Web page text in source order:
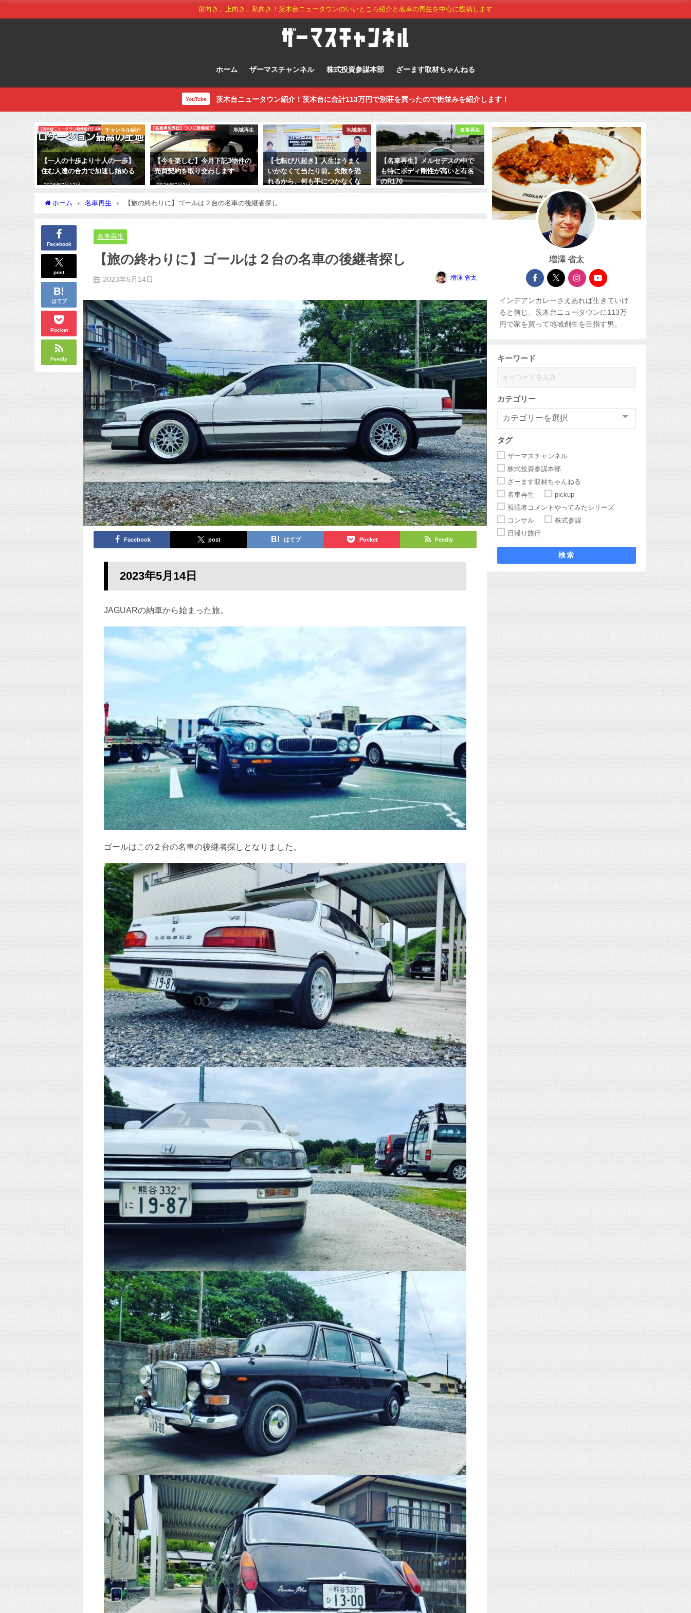
前向き、上向き、私向き！茨木台ニュータウンのいいところ紹介と名車の再生を中心に投稿します
ホーム ザーマスチャンネル 株式投資参謀本部 ざーます取材ちゃんねる
YouTube 茨木台ニュータウン紹介！茨木台に合計113万円で別荘を買ったので街並みを紹介します！
チャンネル紹介
【一人の十歩より十人の一歩】
住む人達の合力で加速し始める
2026年7月12日
地域再生
【今を楽しむ】今月下記3物件の
売買契約を取り交わします
2026年7月3日
地域創生
【七転び八起き】人生はうまく
いかなくて当たり前。失敗を恐
れるから、何も手につかなくな
るのではないか
2022年12月1日
名車再生
【名車再生】メルセデスの中で
も特にボディ剛性が高いと有名
のR170
ホーム 名車再生 【旅の終わりに】ゴールは２台の名車の後継者探し
Facebook
post
はてブ
Pocket
Feedly
名車再生
【旅の終わりに】ゴールは２台の名車の後継者探し
2023年5月14日 増澤 省太
Facebook post はてブ Pocket Feedly
2023年5月14日
JAGUARの納車から始まった旅。
ゴールはこの２台の名車の後継者探しとなりました。
増澤 省太
インデアンカレーさえあれば生きていけ
ると信じ、茨木台ニュータウンに113万
円で家を買って地域創生を目指す男。
キーワード
カテゴリー
タグ
ザーマスチャンネル
株式投資参謀本部
ざーます取材ちゃんねる
名車再生
pickup
視聴者コメントやってみたシリーズ
コンサル
株式参謀
日帰り旅行
検索